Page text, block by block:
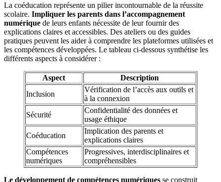
La coéducation représente un pilier incontournable de la réussite
scolaire. Impliquer les parents dans l’accompagnement
numérique de leurs enfants nécessite de leur fournir des
explications claires et accessibles. Des ateliers ou des guides
pratiques peuvent les aider à comprendre les plateformes utilisées et
les compétences développées. Le tableau ci-dessous synthétise les
différents aspects à considérer :
Aspect
Description
Inclusion
Vérification de l’accès aux outils et
à la connexion
Sécurité
Confidentialité des données et
usage éthique
Coéducation
Implication des parents et
explications claires
Compétences
numériques
Progressives, interdisciplinaires et
compréhensibles
Le développement de compétences numériques se construit